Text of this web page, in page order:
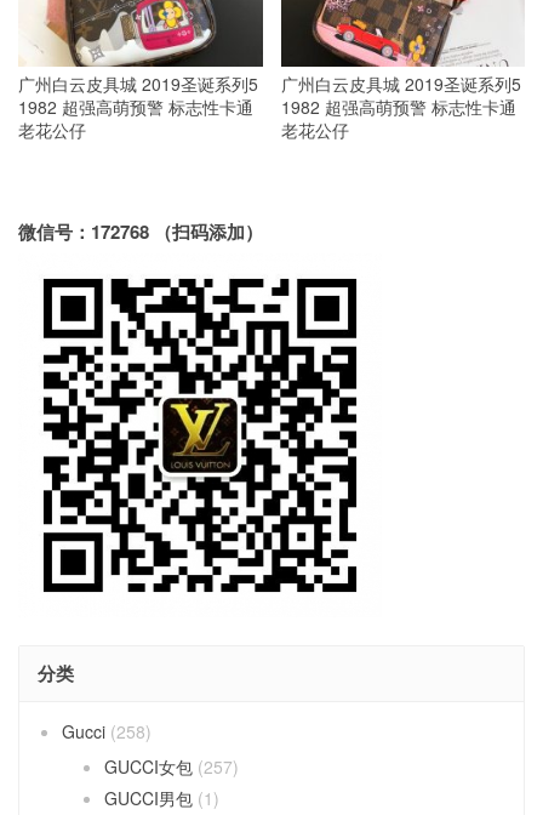
广州白云皮具城 2019圣诞系列5
1982 超强高萌预警 标志性卡通
老花公仔
广州白云皮具城 2019圣诞系列5
1982 超强高萌预警 标志性卡通
老花公仔
微信号：172768 （扫码添加）
分类
Gucci (258)
GUCCI女包 (257)
GUCCI男包 (1)